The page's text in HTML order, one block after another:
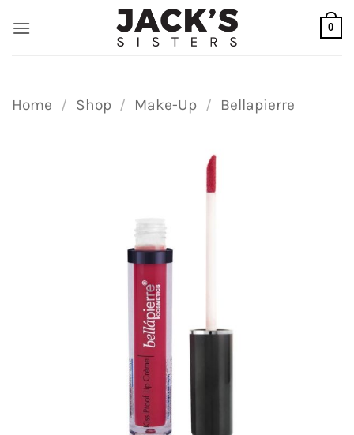
naar
0
Home / Shop / Make-Up / Bellapierre